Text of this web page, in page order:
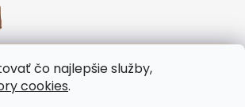
čo najlepšie služby,
cookies.
voliť doručenie do
boxov, kde môžu byť zásielky
na Instagrame